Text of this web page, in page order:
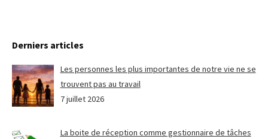
Derniers articles
Les personnes les plus importantes de notre vie ne se
trouvent pas au travail
7 juillet 2026
La boite de réception comme gestionnaire de tâches